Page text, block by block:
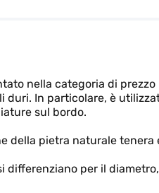
nella categoria di
In particolare, è
sul bordo.
della pietra naturale
per il